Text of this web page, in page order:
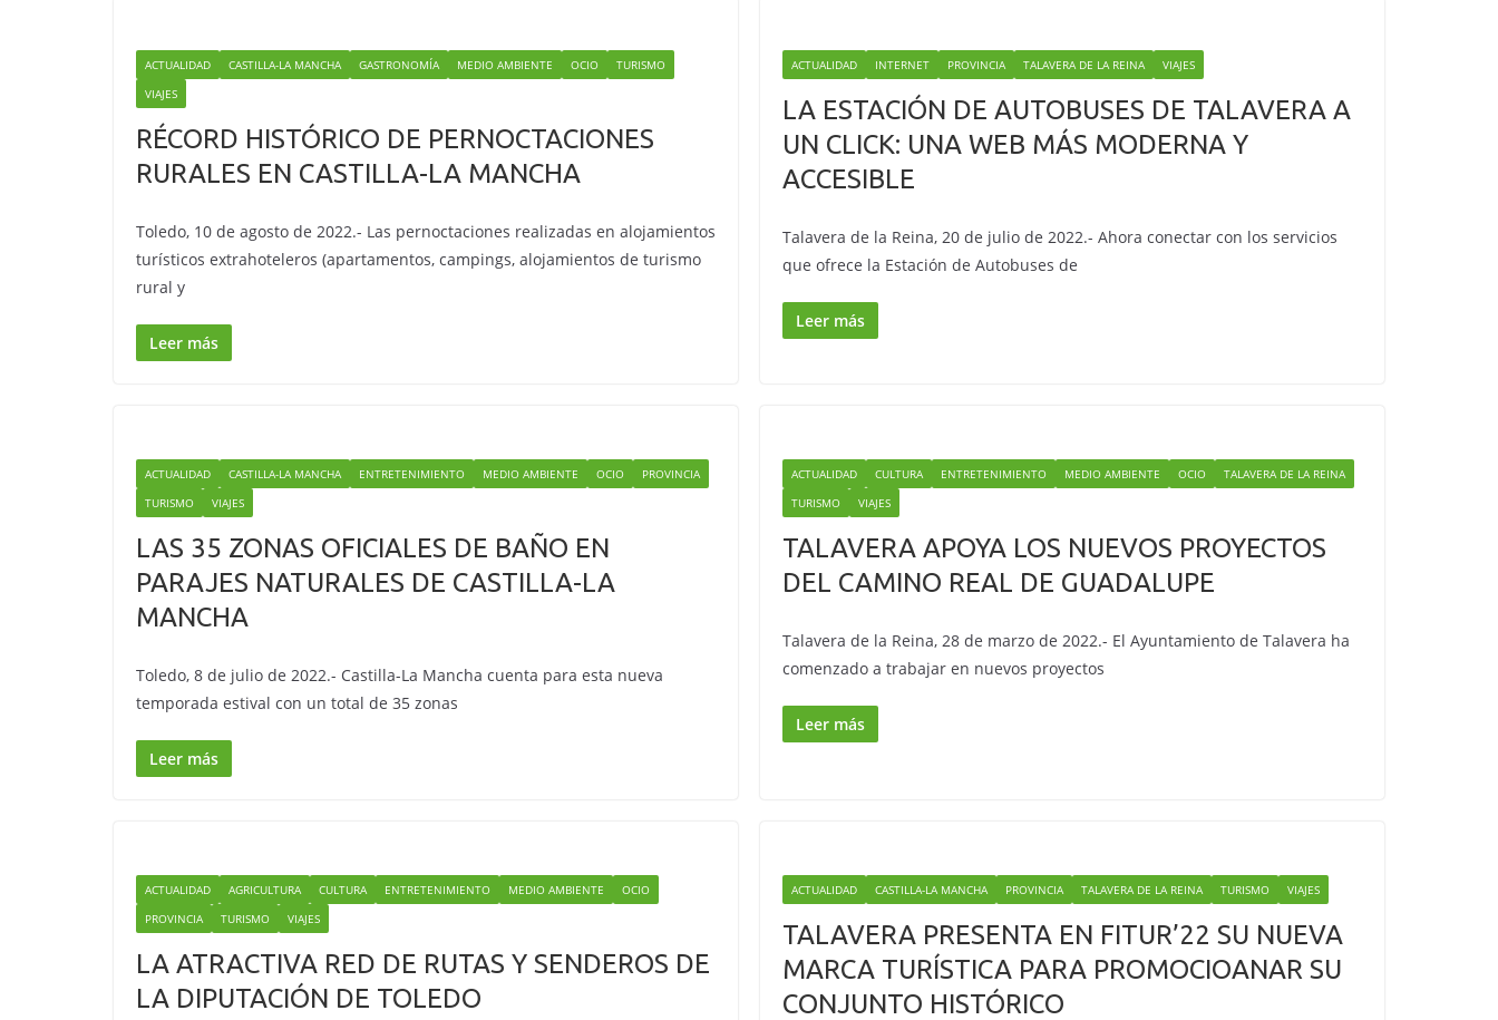
ACTUALIDAD CASTILLA-LA MANCHA GASTRONOMÍA MEDIO AMBIENTE OCIO
TURISMO
VIAJES
RÉCORD HISTÓRICO DE PERNOCTACIONES
RURALES EN CASTILLA-LA MANCHA
Toledo, 10 de agosto de 2022.- Las pernoctaciones realizadas en alojamientos
turísticos extrahoteleros (apartamentos, campings, alojamientos de turismo
rural y
Leer más
ACTUALIDAD INTERNET PROVINCIA TALAVERA DE LA REINA VIAJES
LA ESTACIÓN DE AUTOBUSES DE TALAVERA A
UN CLICK: UNA WEB MÁS MODERNA Y
ACCESIBLE
Talavera de la Reina, 20 de julio de 2022.- Ahora conectar con los servicios
que ofrece la Estación de Autobuses de
Leer más
ACTUALIDAD CASTILLA-LA MANCHA ENTRETENIMIENTO MEDIO AMBIENTE OCIO
PROVINCIA
TURISMO
VIAJES
LAS 35 ZONAS OFICIALES DE BAÑO EN
PARAJES NATURALES DE CASTILLA-LA
MANCHA
Toledo, 8 de julio de 2022.- Castilla-La Mancha cuenta para esta nueva
temporada estival con un total de 35 zonas
Leer más
ACTUALIDAD CULTURA ENTRETENIMIENTO MEDIO AMBIENTE OCIO
TALAVERA DE LA REINA
TURISMO
VIAJES
TALAVERA APOYA LOS NUEVOS PROYECTOS
DEL CAMINO REAL DE GUADALUPE
Talavera de la Reina, 28 de marzo de 2022.- El Ayuntamiento de Talavera ha
comenzado a trabajar en nuevos proyectos
Leer más
ACTUALIDAD AGRICULTURA CULTURA ENTRETENIMIENTO MEDIO AMBIENTE
OCIO
PROVINCIA
TURISMO VIAJES
LA ATRACTIVA RED DE RUTAS Y SENDEROS DE
LA DIPUTACIÓN DE TOLEDO
ACTUALIDAD CASTILLA-LA MANCHA PROVINCIA TALAVERA DE LA REINA TURISMO VIAJES
TALAVERA PRESENTA EN FITUR’22 SU NUEVA
MARCA TURÍSTICA PARA PROMOCIOANAR SU
CONJUNTO HISTÓRICO